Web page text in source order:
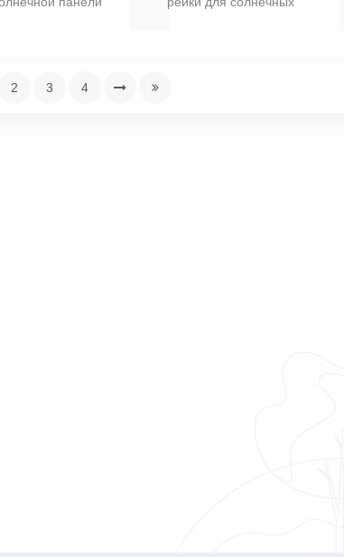
различные
панели
фотоэлектрических панелей
2 3 4